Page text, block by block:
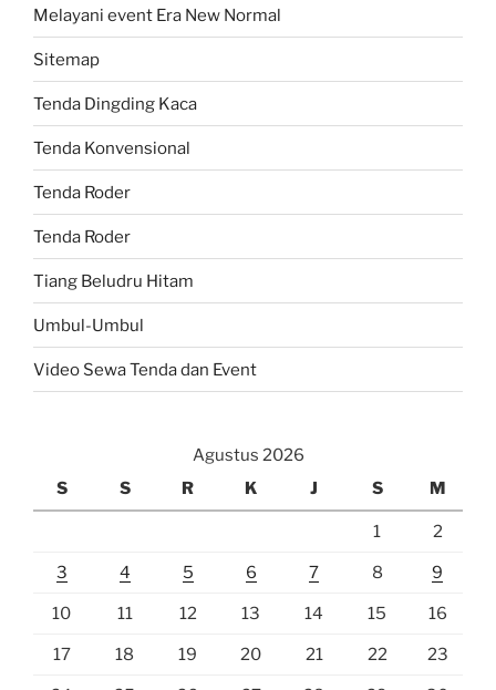
Melayani event Era New Normal
Sitemap
Tenda Dingding Kaca
Tenda Konvensional
Tenda Roder
Tenda Roder
Tiang Beludru Hitam
Umbul-Umbul
Video Sewa Tenda dan Event
Agustus 2026
S
S R K J S M
1 2
3 4 5 6 7 8 9
10 11 12 13 14 15 16
17 18 19 20 21 22 23